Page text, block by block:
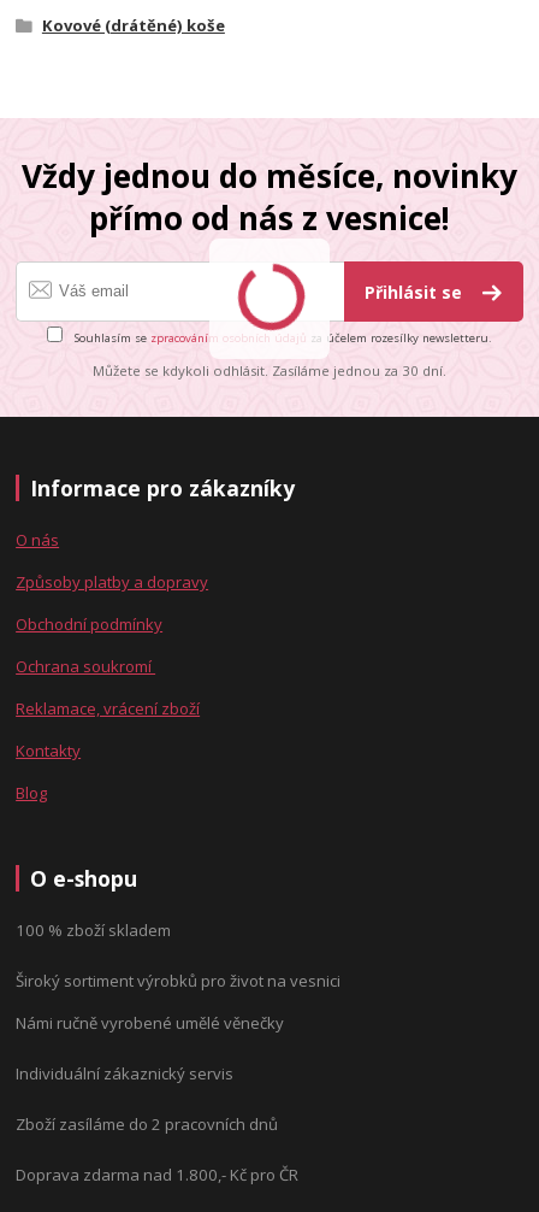
Kovové (drátěné) koše
Vždy jednou do měsíce, novinky
přímo od nás z vesnice!
Přihlásit se
Souhlasím se zpracováním osobních údajů za účelem rozesílky newsletteru.
Můžete se kdykoli odhlásit. Zasíláme jednou za 30 dní.
Informace pro zákazníky
O nás
Způsoby platby a dopravy
Obchodní podmínky
Ochrana soukromí
Reklamace, vrácení zboží
Kontakty
Blog
O e-shopu
100 % zboží skladem
Široký sortiment výrobků pro život na vesnici
Námi ručně vyrobené umělé věnečky
Individuální zákaznický servis
Zboží zasíláme do 2 pracovních dnů
Doprava zdarma nad 1.800,- Kč pro ČR